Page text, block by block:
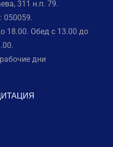
311 н.п. 79.
050059.
18.00. Обед с 13.00 до
дни